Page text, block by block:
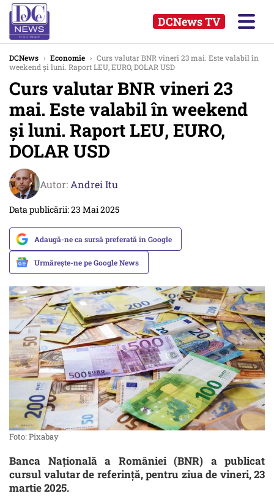
DCNews TV
DCNews › Economie › Curs valutar BNR vineri 23 mai. Este valabil în
weekend și luni. Raport LEU, EURO, DOLAR USD
Curs valutar BNR vineri 23
mai. Este valabil în weekend
și luni. Raport LEU, EURO,
DOLAR USD
Autor: Andrei Itu
Data publicării: 23 Mai 2025
Adaugă-ne ca sursă preferată în Google
Urmărește-ne pe Google News
Foto: Pixabay
Banca Naţională a României (BNR) a publicat
cursul valutar de referință, pentru ziua de vineri, 23
martie 2025.